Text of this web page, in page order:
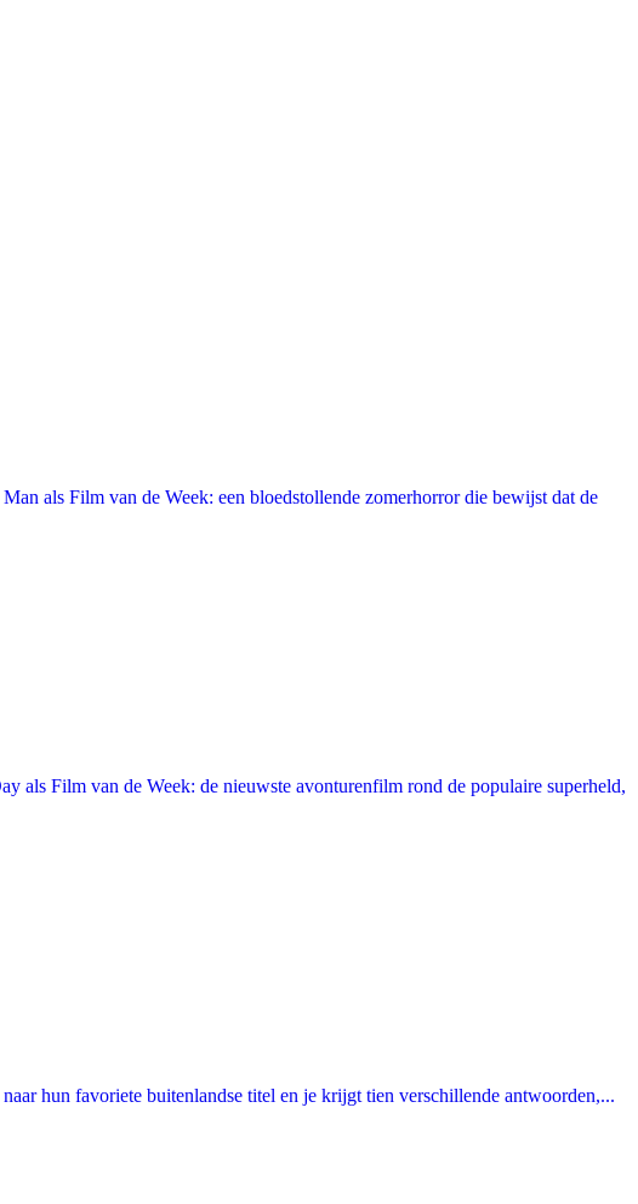
als Film van de Week: een bloedstollende zomerhorror die bewijst dat de
als Film van de Week: de nieuwste avonturenfilm rond de populaire superheld,
hun favoriete buitenlandse titel en je krijgt tien verschillende antwoorden,...